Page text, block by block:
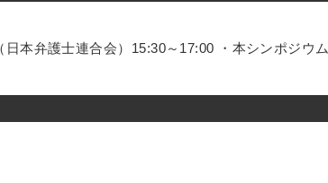
本弁護士連合会）15:30～17:00 ・本シンポジウム